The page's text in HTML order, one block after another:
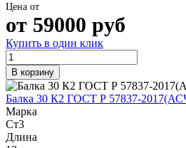
Цена от
от 59000 руб
Купить в один клик
В корзину
Балка 30 К2 ГОСТ Р 57837-
Марка
Ст3
Длина